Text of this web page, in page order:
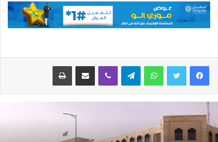
واتساب تيلقرام ڤايبر مشاركة عبر البريد طباعة